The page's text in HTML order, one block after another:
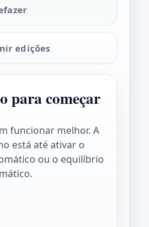
edições
para começar
funcionar melhor. A
está até ativar o
ou o equilíbrio